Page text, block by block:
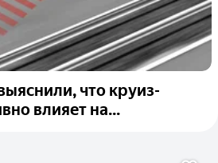
что круиз-
влияет на...